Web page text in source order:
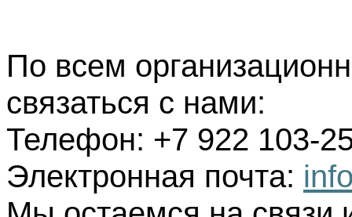
По всем
связаться с нами:
Телефон: +7 922 103-
Электронная почта: